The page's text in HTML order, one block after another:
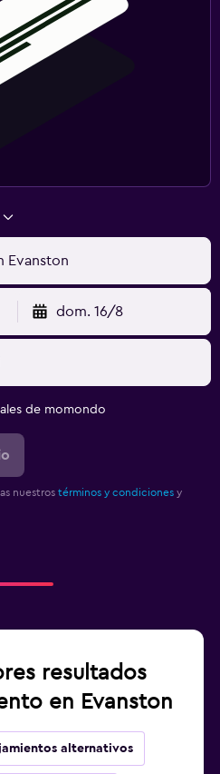
Evanston
dom. 16/8
de momondo
nuestros términos y condiciones y
resultados
en Evanston
alternativos